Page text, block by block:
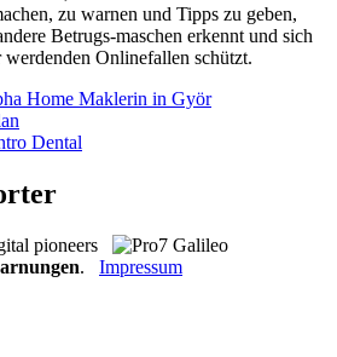
zu warnen und Tipps zu geben,
Betrugs-maschen erkennt und sich
Onlinefallen schützt.
Home Maklerin in Györ
Dental
. Impressum